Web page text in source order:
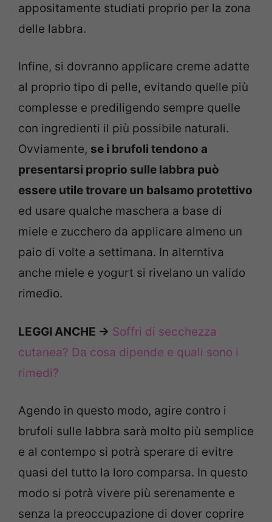
appositamente studiati proprio per la zona
delle labbra.
Infine, si dovranno applicare creme adatte
al proprio tipo di pelle, evitando quelle più
complesse e prediligendo sempre quelle
con ingredienti il più possibile naturali.
Ovviamente, se i brufoli tendono a
presentarsi proprio sulle labbra può
essere utile trovare un balsamo protettivo
ed usare qualche maschera a base di
miele e zucchero da applicare almeno un
paio di volte a settimana. In alterntiva
anche miele e yogurt si rivelano un valido
rimedio.
LEGGI ANCHE -> Soffri di secchezza
cutanea? Da cosa dipende e quali sono i
rimedi?
Agendo in questo modo, agire contro i
brufoli sulle labbra sarà molto più semplice
e al contempo si potrà sperare di evitre
quasi del tutto la loro comparsa. In questo
modo si potrà vivere più serenamente e
senza la preoccupazione di dover coprire